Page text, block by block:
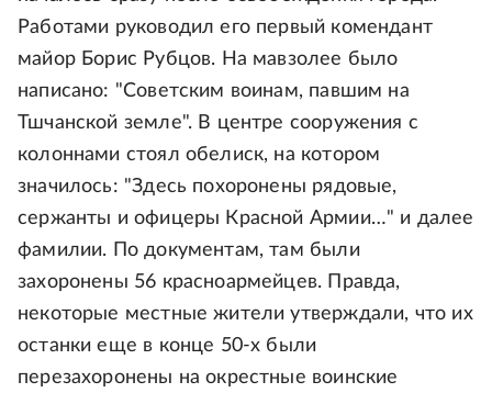
Работами руководил его первый комендант
майор Борис Рубцов. На мавзолее было
написано: "Советским воинам, павшим на
Тшчанской земле". В центре сооружения с
колоннами стоял обелиск, на котором
значилось: "Здесь похоронены рядовые,
сержанты и офицеры Красной Армии…" и далее
фамилии. По документам, там были
захоронены 56 красноармейцев. Правда,
некоторые местные жители утверждали, что их
останки еще в конце 50-х были
перезахоронены на окрестные воинские